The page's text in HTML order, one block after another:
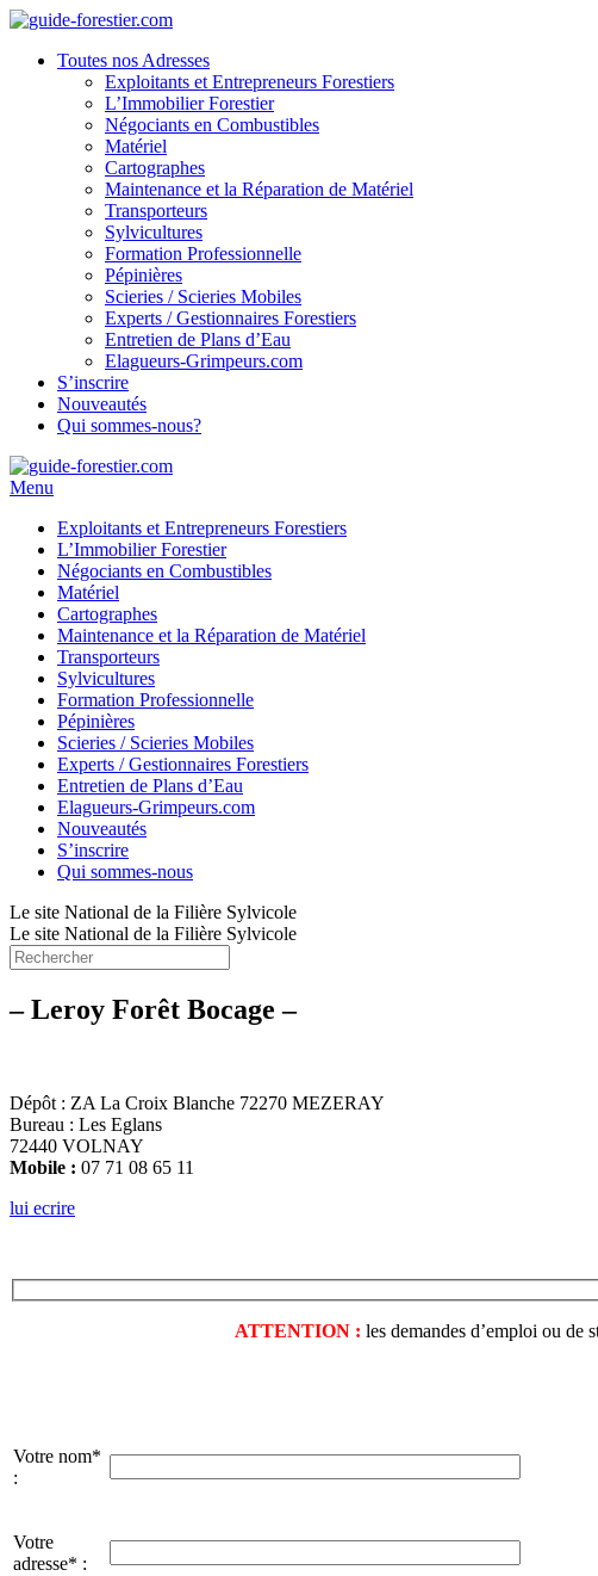
Toutes nos Adresses
Exploitants et Entrepreneurs Forestiers
L’Immobilier Forestier
Négociants en Combustibles
Matériel
Cartographes
Maintenance et la Réparation de Matériel
Transporteurs
Sylvicultures
Formation Professionnelle
Pépinières
Scieries / Scieries Mobiles
Experts / Gestionnaires Forestiers
Entretien de Plans d’Eau
Elagueurs-Grimpeurs.com
S’inscrire
Nouveautés
Qui sommes-nous?
Menu
Exploitants et Entrepreneurs Forestiers
L’Immobilier Forestier
Négociants en Combustibles
Matériel
Cartographes
Maintenance et la Réparation de Matériel
Transporteurs
Sylvicultures
Formation Professionnelle
Pépinières
Scieries / Scieries Mobiles
Experts / Gestionnaires Forestiers
Entretien de Plans d’Eau
Elagueurs-Grimpeurs.com
Nouveautés
S’inscrire
Qui sommes-nous
Le site National de la Filière Sylvicole
Le site National de la Filière Sylvicole
– Leroy Forêt Bocage –
Dépôt : ZA La Croix Blanche 72270 MEZERAY
Bureau : Les Eglans
72440 VOLNAY
Mobile : 07 71 08 65 11
lui ecrire
ATTENTION : les demandes d’emploi ou de
Votre nom*
:
Votre
adresse* :